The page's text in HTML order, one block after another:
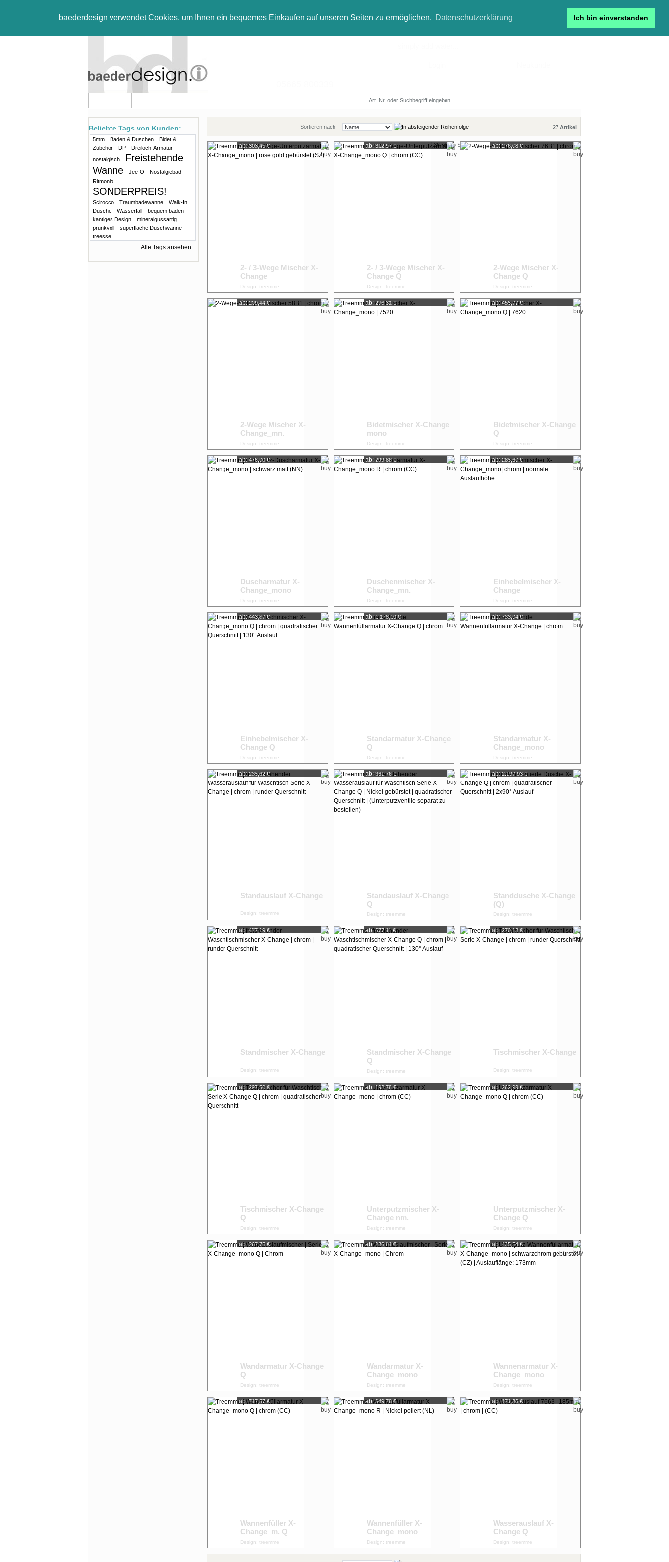
baederdesign verwendet Cookies, um Ihnen ein bequemes Einkaufen auf unseren Seiten zu ermöglichen. Datenschutzerklärung Ich bin einverstanden
27 Artikel
Sortieren nach
Zeige pro Seite
ab: 303,45 €
2- / 3-Wege Mischer X-
Change
Design: treemme
ab: 312,97 €
2- / 3-Wege Mischer X-
Change Q
Design: treemme
ab: 276,08 €
2-Wege Mischer X-
Change Q
Design: treemme
ab: 209,44 €
2-Wege Mischer X-
Change_mn.
Design: treemme
ab: 296,31 €
Bidetmischer X-Change
mono
Design: treemme
ab: 455,77 €
Bidetmischer X-Change
Q
Design: treemme
ab: 476,00 €
Duscharmatur X-
Change_mono
Design: treemme
ab: 299,88 €
Duschenmischer X-
Change_mn.
Design: treemme
ab: 285,60 €
Einhebelmischer X-
Change
Design: treemme
ab: 443,87 €
Einhebelmischer X-
Change Q
Design: treemme
ab: 1.178,10 €
Standarmatur X-Change
Q
Design: treemme
ab: 733,04 €
Standarmatur X-
Change_mono
Design: treemme
ab: 235,62 €
Standauslauf X-Change
Design: treemme
ab: 361,76 €
Standauslauf X-Change
Q
Design: treemme
ab: 2.197,93 €
Standdusche X-Change
(Q)
Design: treemme
ab: 477,19 €
Standmischer X-Change
Design: treemme
ab: 677,11 €
Standmischer X-Change
Q
Design: treemme
ab: 270,13 €
Tischmischer X-Change
Design: treemme
ab: 297,50 €
Tischmischer X-Change
Q
Design: treemme
ab: 192,78 €
Unterputzmischer X-
Change nm.
Design: treemme
ab: 262,99 €
Unterputzmischer X-
Change Q
Design: treemme
ab: 267,75 €
Wandarmatur X-Change
Q
Design: treemme
ab: 236,81 €
Wandarmatur X-
Change_mono
Design: treemme
ab: 435,54 €
Wannenarmatur X-
Change_mono
Design: treemme
ab: 717,57 €
Wannenfüller X-
Change_m. Q
Design: treemme
ab: 549,78 €
Wannenfüller X-
Change_mono
Design: treemme
ab: 171,36 €
Wasserauslauf X-
Change Q
Design: treemme
Beliebte Tags von Kunden:
5mm Baden & Duschen
Bidet &
Zubehör
DP
Dreiloch-Armatur
nostalgisch
Freistehende
Wanne
Jee-O
Nostalgiebad
Ritmonio
SONDERPREIS!
Scirocco Traumbadewanne
Walk-In
Dusche
Wasserfall
bequem baden
kantiges Design
mineralgussartig
prunkvoll
superflache Duschwanne
treesse
Alle Tags ansehen